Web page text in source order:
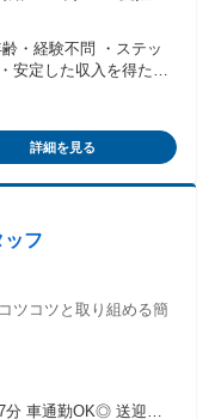
り) ・昇給あり
・経験不問 ・ステッ
安定した収入を得たい
くしっかりステップア
られるお仕事をお探し
詳細を見る
フ
ツコツと取り組める簡
分 車通勤OK◎ 送迎バ